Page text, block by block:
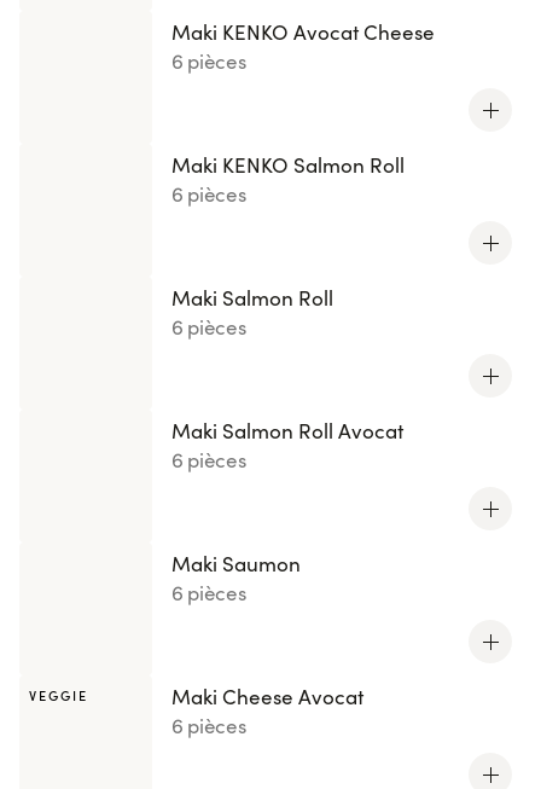
Maki KENKO Avocat Cheese
6 pièces
Maki KENKO Salmon Roll
6 pièces
Maki Salmon Roll
6 pièces
Maki Salmon Roll Avocat
6 pièces
Maki Saumon
6 pièces
VEGGIE
Maki Cheese Avocat
6 pièces